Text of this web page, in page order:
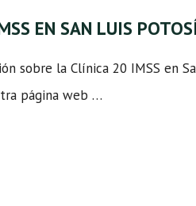
EN SAN LUIS
sobre la Clínica 20 IMSS en
página web …